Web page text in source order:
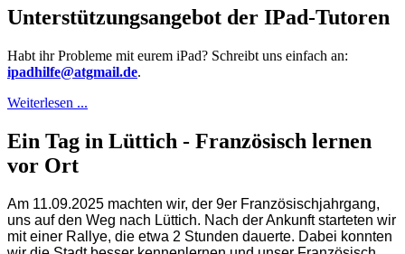
Unterstützungsangebot der IPad-Tutoren
Habt ihr Probleme mit eurem iPad? Schreibt uns einfach an:
ipadhilfe@atgmail.de.
Weiterlesen ...
Ein Tag in Lüttich - Französisch lernen
vor Ort
Am 11.09.2025 machten wir, der 9er Französischjahrgang,
uns auf den Weg nach Lüttich. Nach der Ankunft starteten wir
mit einer Rallye, die etwa 2 Stunden dauerte. Dabei konnten